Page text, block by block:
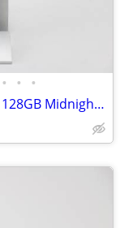
• • •
FACTORY UNLOCKED Apple iPhone 14 128GB Midnight *100% Battery*